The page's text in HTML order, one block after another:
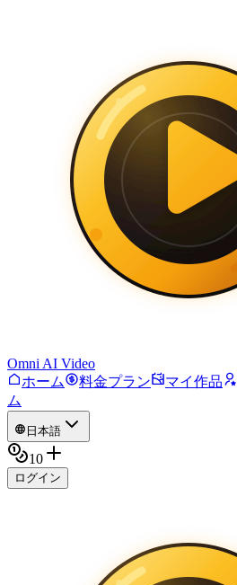
Omni AI Video
ホーム
料金プラン マイ作品
ム
日本語
10
ログイン